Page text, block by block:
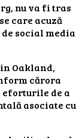
nu va fi tras
care acuză
social media
Oakland,
cărora
de a
asociate cu